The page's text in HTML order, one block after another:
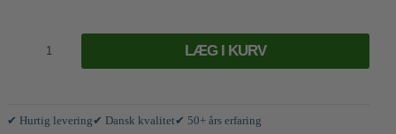
LÆG I KURV
✔ Hurtig levering✔ Dansk kvalitet✔ 50+ års erfaring